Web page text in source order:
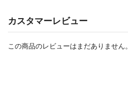
カスタマーレビュー
この商品のレビューはまだありません。